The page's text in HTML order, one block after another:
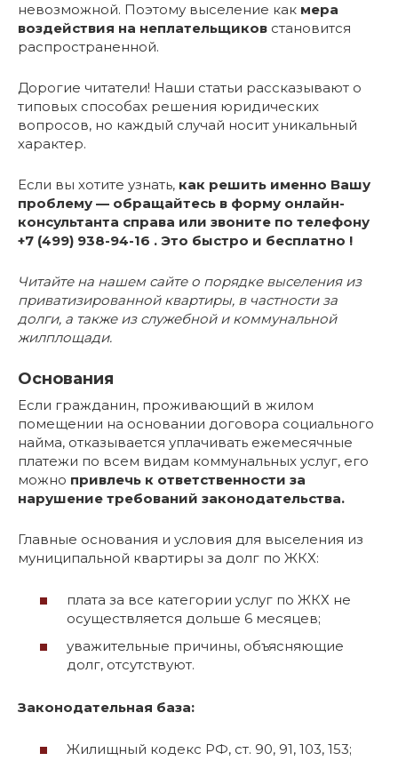
невозможной. Поэтому выселение как мера
воздействия на неплательщиков становится
распространенной.
Дорогие читатели! Наши статьи рассказывают о
типовых способах решения юридических
вопросов, но каждый случай носит уникальный
характер.
Если вы хотите узнать, как решить именно Вашу
проблему — обращайтесь в форму онлайн-
консультанта справа или звоните по телефону
+7 (499) 938-94-16 . Это быстро и бесплатно !
Читайте на нашем сайте о порядке выселения из
приватизированной квартиры, в частности за
долги, а также из служебной и коммунальной
жилплощади.
Основания
Если гражданин, проживающий в жилом
помещении на основании договора социального
найма, отказывается уплачивать ежемесячные
платежи по всем видам коммунальных услуг, его
можно привлечь к ответственности за
нарушение требований законодательства.
Главные основания и условия для выселения из
муниципальной квартиры за долг по ЖКХ:
плата за все категории услуг по ЖКХ не
осуществляется дольше 6 месяцев;
уважительные причины, объясняющие
долг, отсутствуют.
Законодательная база:
Жилищный кодекс РФ, ст. 90, 91, 103, 153;